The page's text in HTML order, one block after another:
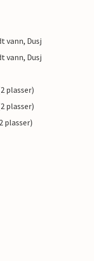
vann, Dusj
vann, Dusj
plasser)
plasser)
plasser)